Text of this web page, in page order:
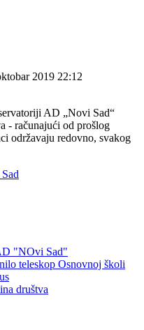
2019 22:12
AD „Novi Sad“
- računajući od prošlog
održavaju redovno, svakog
"NOvi Sad"
teleskop Osnovnoj školi
društva